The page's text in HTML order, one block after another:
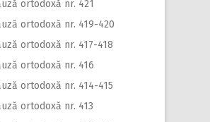
ortodoxă nr. 421
ortodoxă nr. 419-420
ortodoxă nr. 417-418
ortodoxă nr. 416
ortodoxă nr. 414-415
ortodoxă nr. 413